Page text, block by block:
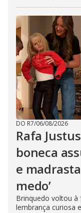
DO R7/06/08/2026
Rafa
boneca
e
medo’
Brinquedo voltou à
lembrança curiosa